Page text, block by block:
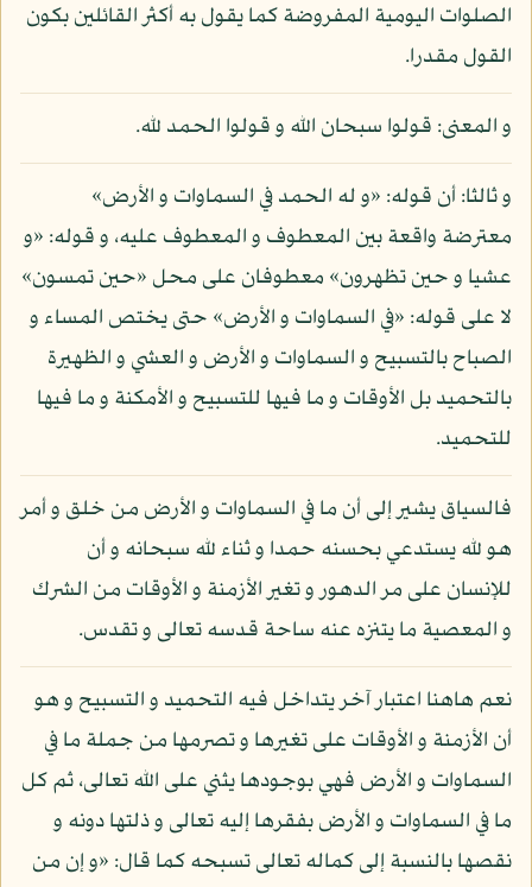
الصلوات اليومية المفروضة كما يقول به أكثر القائلين بكون
القول مقدرا.
و المعنى: قولوا سبحان الله و قولوا الحمد لله.
و ثالثا: أن قوله: «و له الحمد في السماوات و الأرض»
معترضة واقعة بين المعطوف و المعطوف عليه، و قوله: «و
عشيا و حين تظهرون» معطوفان على محل «حين تمسون»
لا على قوله: «في السماوات و الأرض» حتى يختص المساء و
الصباح بالتسبيح و السماوات و الأرض و العشي و الظهيرة
بالتحميد بل الأوقات و ما فيها للتسبيح و الأمكنة و ما فيها
للتحميد.
فالسياق يشير إلى أن ما في السماوات و الأرض من خلق و أمر
هو لله يستدعي بحسنه حمدا و ثناء لله سبحانه و أن
للإنسان على مر الدهور و تغير الأزمنة و الأوقات من الشرك
و المعصية ما يتنزه عنه ساحة قدسه تعالى و تقدس.
نعم هاهنا اعتبار آخر يتداخل فيه التحميد و التسبيح و هو
أن الأزمنة و الأوقات على تغيرها و تصرمها من جملة ما في
السماوات و الأرض فهي بوجودها يثني على الله تعالى، ثم كل
ما في السماوات و الأرض بفقرها إليه تعالى و ذلتها دونه و
نقصها بالنسبة إلى كماله تعالى تسبحه كما قال: «و إن من